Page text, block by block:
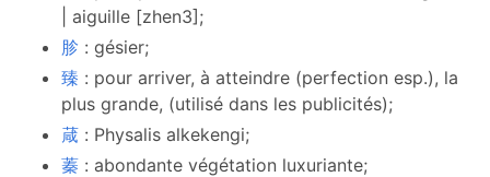
| aiguille [zhen3];
胗 : gésier;
臻 : pour arriver, à atteindre (perfection esp.), la
plus grande, (utilisé dans les publicités);
葴 : Physalis alkekengi;
蓁 : abondante végétation luxuriante;